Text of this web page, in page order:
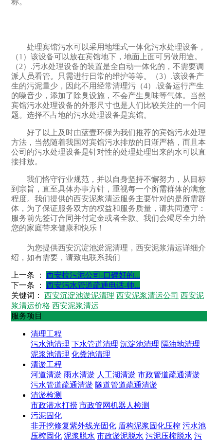
称。
处理宾馆污水可以采用地埋式一体化污水处理设备，
（1）该设备可以放在宾馆地下，地面上面可另做用途。
（2）.污水处理设备的装置是全自动一体化的，不需要调
派人员看管。只需进行日常的维护等等。（3）.该设备产
生的污泥量少，因此不用经常清理污（4）.设备运行产生
的噪音少，添加了除臭设施，不会产生臭味等气体。当然
宾馆污水处理设备的外形尺寸也是人们比较关注的一个问
题。选择不占地的污水处理设备是宾馆。
好了以上及时由蓝壹环保为我们推荐的宾馆污水处理
方法，当然随着我国对宾馆污水排放的日渐严格，而且本
公司的污水处理设备是针对性的处理处理出来的水可以直
接排放。
我们恪守行业规范，并以自身坚持不懈努力，从目标
到宗旨，直至具体办事方针，重视每一个所需群体的满意
程度。我们提供的西安泥浆清运服务主要针对的是所需群
体，为了保证服务双方的权益和服务质量，请共同遵守：
服务前先签订合同并付定金或者全款。我们会竭尽全力给
您的家庭带来健康和快乐！
为您提供西安沉淀池淤泥清理，西安泥浆清运详细介
绍，如有需要，请致电联系我们
上一条 ：
西安拉污泥公司-口碑好的...
下一条 ：
西安污水管道疏通电话-帅...
关键词： 西安沉淀池淤泥清理 西安泥浆清运公司 西安泥
浆清运价格 西安泥浆清运
服务项目
清理工程
污水池清理 下水管道清理 沉淀池清理 隔油地清理
泥浆池清理 化粪池清理
清淤工程
河道清淤 雨水清淤 人工湖清淤 市政管道疏通清淤
污水管道疏通清淤 隧道管道疏通清淤
清淤检测
市政潜水打捞 市政管网机器人检测
污泥固化
非开挖修复紫外线光固化 盾构泥浆固化压榨 污水池
压榨固化 泥浆脱水 市政淤泥脱水 污泥压榨脱水 污